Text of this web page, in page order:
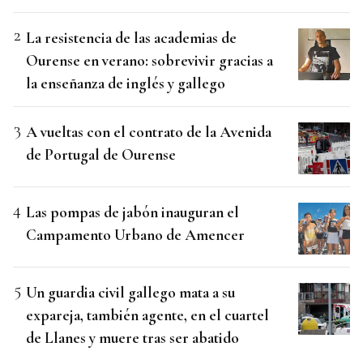
La resistencia de las academias de
Ourense en verano: sobrevivir gracias a
la enseñanza de inglés y gallego
A vueltas con el contrato de la Avenida
de Portugal de Ourense
Las pompas de jabón inauguran el
Campamento Urbano de Amencer
Un guardia civil gallego mata a su
expareja, también agente, en el cuartel
de Llanes y muere tras ser abatido